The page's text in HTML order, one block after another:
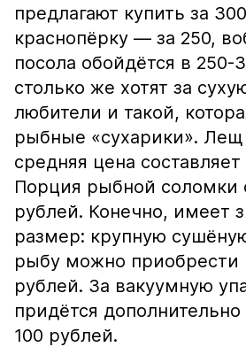
предлагают купить за
краснопёрку — за 250,
посола обойдётся в 250-
столько же хотят за
любители и такой,
рыбные «сухарики». Лещ
средняя цена
Порция рыбной соломки
рублей. Конечно, имеет
размер: крупную
рыбу можно приобрести
рублей. За вакуумную
придётся дополнительно
100 рублей.